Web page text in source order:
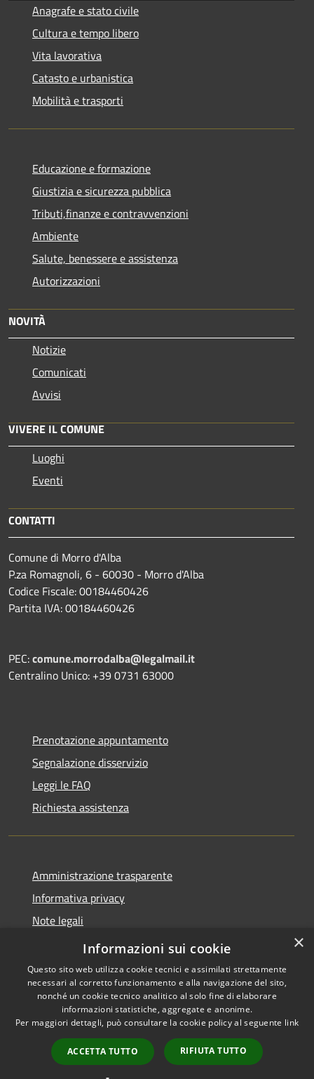
Anagrafe e stato civile
Cultura e tempo libero
Vita lavorativa
Catasto e urbanistica
Mobilità e trasporti
Educazione e formazione
Giustizia e sicurezza pubblica
Tributi,finanze e contravvenzioni
Ambiente
Salute, benessere e assistenza
Autorizzazioni
NOVITÀ
Notizie
Comunicati
Avvisi
VIVERE IL COMUNE
Luoghi
Eventi
CONTATTI
Comune di Morro d'Alba
P.za Romagnoli, 6 - 60030 - Morro d'Alba
Codice Fiscale: 00184460426
Partita IVA: 00184460426
PEC:comune.morrodalba@legalmail.it
Centralino Unico: +39 0731 63000
Prenotazione appuntamento
Segnalazione disservizio
Leggi le FAQ
Richiesta assistenza
Amministrazione trasparente
Informativa privacy
Note legali
Dichiarazione di accessibilità
Accessibilità
Copyright © 2026 • Comune di
Morro d'Alba • Powered by
Municipium•
Accesso
redazione
×
Informazioni sui cookie
Questo sito web utilizza cookie tecnici e assimilati strettamente
necessari al corretto funzionamento e alla navigazione del sito,
nonché un cookie tecnico analitico al solo fine di elaborare
informazioni statistiche, aggregate e anonime.
Per maggiori dettagli, può consultare la cookie policy al seguente link
ACCETTA TUTTO RIFIUTA TUTTO